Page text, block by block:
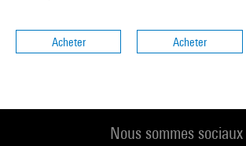
Acheter Acheter
Nous sommes sociaux